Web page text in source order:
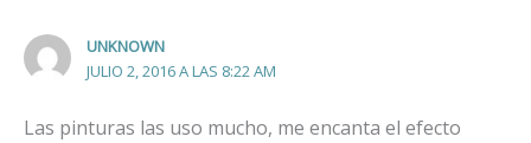
UNKNOWN
JULIO 2, 2016 A LAS 8:22 AM
Las pinturas las uso mucho, me encanta el efecto